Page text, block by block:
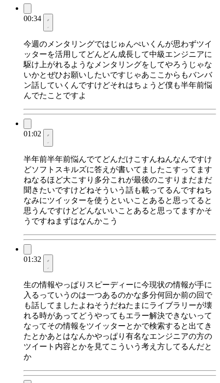
00:34
今週のメンタリングではじゅんぺいくんが思わずツイ
ッターを活用してどんどん成長して中級エンジニアに
駆け上がれるようなメンタリングをしてやろうじゃな
いかとぜひお願いしたいですじゃあここからもバンバ
ン話していくんですけどそれはちょうど僕も半年前悩
んでたことですよ
01:02
半年前半年前悩んでてどんだけこすんねんなんですけ
どソフトスキルズに答えが書いてましたこすってます
ねなるほど大こすり多分これが最後のこすりまだまだ
聞きたいですけどねそういう話も載ってるんですねち
なみにツイッターを使うといいことあると思ってると
思うんですけどどんないいことあると思ってますかそ
うですねまずはなんかこう
01:32
生の情報やっぱりスピーディーに今現状の情報が手に
入るっていうのは一つあるのかな多分何回か前の回で
も話してましたよねそうだねたまにライブラリーが壊
れる時があってどうやってもエラー解決できないって
なってその情報をツイッターとかで検索すると出てき
たとかあとはなんかやっぱり有名なエンジニアの方の
ツイート内容とかを見てこういう考え方してるんだと
か